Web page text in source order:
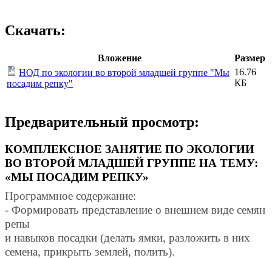
Скачать:
Вложение
Размер
НОД по экологии во второй младшей группе "Мы
посадим репку"
16.76
КБ
Предварительный просмотр:
КОМПЛЕКСНОЕ ЗАНЯТИЕ ПО ЭКОЛОГИИ
ВО ВТОРОЙ МЛАДШЕЙ ГРУППЕ НА ТЕМУ:
«МЫ ПОСАДИМ РЕПКУ»
Программное содержание:
- Формировать представление о внешнем виде семян
репы
и навыков посадки (делать ямки, разложить в них
семена, прикрыть землей, полить).